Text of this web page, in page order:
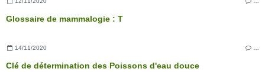
Glossaire de mammalogie : T
14/11/2020
Clé de détermination des Poissons d'eau douce